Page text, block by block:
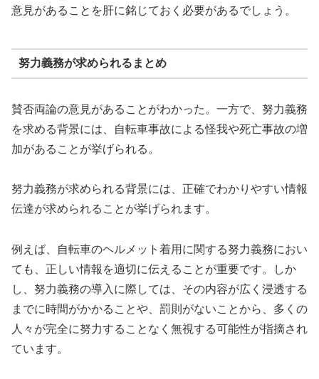
意見があることを肝に銘じておく必要があるでしょう。
努力義務が求められるまとめ
賛否両論の意見があることがわかった。一方で、努力義務
を求める背景には、自転車事故による怪我や死亡事故の増
加があることが挙げられる。
努力義務が求められる背景には、正確でわかりやすい情報
伝達が求められることが挙げられます。
例えば、自転車のヘルメット着用に関する努力義務におい
ても、正しい情報を適切に伝えることが重要です。しか
し、努力義務の導入に際しては、その内容が広く浸透する
までに時間がかかることや、罰則がないことから、多くの
人々が完全に努力することなく無視する可能性が指摘され
ています。